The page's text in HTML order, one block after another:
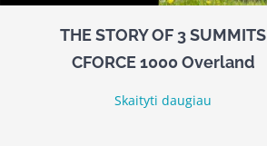
THE STORY OF 3 SUMMITS
CFORCE 1000 Overland
Skaityti daugiau